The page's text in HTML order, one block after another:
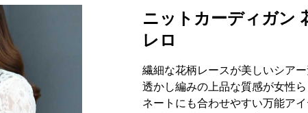
ニットカーディガン
レロ
繊細な花柄レースが美しいシア
透かし編みの上品な質感が女性
ネートにも合わせやすい万能アイ